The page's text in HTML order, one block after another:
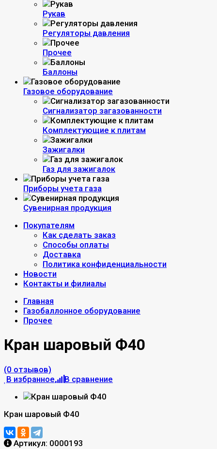
Рукав
Регуляторы давления
Прочее
Баллоны
Газовое оборудование
Сигнализатор загазованности
Комплектующие к плитам
Зажигалки
Газ для зажигалок
Приборы учета газа
Сувенирная продукция
Покупателям
Как сделать заказ
Способы оплаты
Доставка
Политика конфиденциальности
Новости
Контакты и филиалы
Главная
Газобаллонное оборудование
Прочее
Кран шаровый Ф40
(0 отзывов)
В избранное
В сравнение
Кран шаровый Ф40
Артикул: 0000193